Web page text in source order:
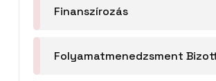
Finanszírozás
Folyamatmenedzsment